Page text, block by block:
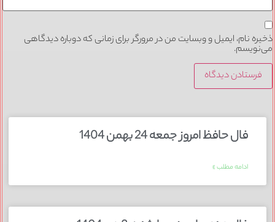
ذخیره نام، ایمیل و وبسایت من در مرورگر برای زمانی که دوباره دیدگاهی
می‌نویسم.
فال حافظ امروز جمعه 24 بهمن 1404
ادامه مطلب »